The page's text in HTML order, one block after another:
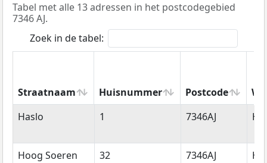
Tabel met alle 13 adressen in het postcodegebied
7346 AJ.
Zoek in de tabel:
Straatnaam Huisnummer Postcode
Straatnaam
Huisnummer Postcode
Haslo 1 7346AJ
Hoog Soeren 32 7346AJ